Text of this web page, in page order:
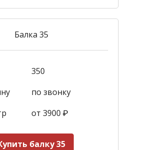
Балка 35
350
по звонку
от 3900 ₽
балку 35